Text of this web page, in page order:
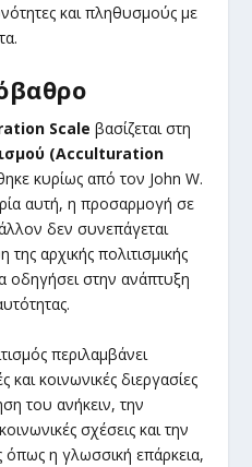
και πληθυσμούς με
Scale βασίζεται στη
(Acculturation
κυρίως από τον John W.
αυτή, η προσαρμογή σε
δεν συνεπάγεται
της αρχικής πολιτισμικής
οδηγήσει στην ανάπτυξη
περιλαμβάνει
και κοινωνικές διεργασίες
του ανήκειν, την
σχέσεις και την
όπως η γλωσσική επάρκεια,